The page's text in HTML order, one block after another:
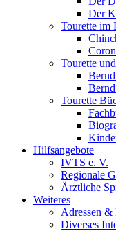
Der
Tourette im
Tourette
Tourette
Hilfsangebote
IVTS e. V.
Regionale
Ärztliche
Weiteres
Adressen
Diverses